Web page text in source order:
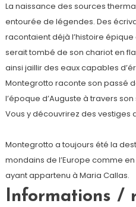
La naissance des sources
entourée de légendes. Des
racontaient déjà l’histoire épique
serait tombé de son chariot en
ainsi jaillir des eaux capables
Montegrotto raconte son passé
l’époque d’Auguste à travers
Vous y découvrirez des vestiges
Montegrotto a toujours été la
mondains de l’Europe comme
ayant appartenu à Maria Callas.
Informations /